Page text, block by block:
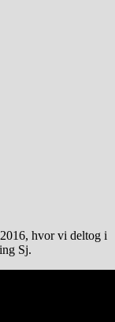
hvor vi deltog i
Sj.